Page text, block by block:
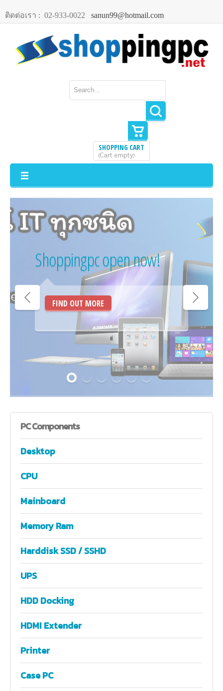
ติดต่อเรา : 02-933-0022 sanun99@hotmail.com
SHOPPING CART
(Cart empty)
Shoppingpc open now!
FIND OUT MORE
PCComponents
Desktop
CPU
Mainboard
Memory Ram
Harddisk SSD / SSHD
UPS
HDD Docking
HDMI Extender
Printer
Case PC